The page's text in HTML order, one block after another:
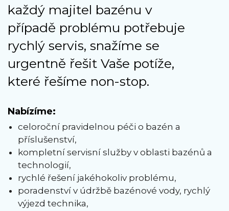
každý majitel bazénu v
případě problému potřebuje
rychlý servis, snažíme se
urgentně řešit Vaše potíže,
které řešíme non-stop.
Nabízíme:
celoroční pravidelnou péči o bazén a
příslušenství,
kompletní servisní služby v oblasti bazénů a
technologií,
rychlé řešení jakéhokoliv problému,
poradenství v údržbě bazénové vody, rychlý
výjezd technika,